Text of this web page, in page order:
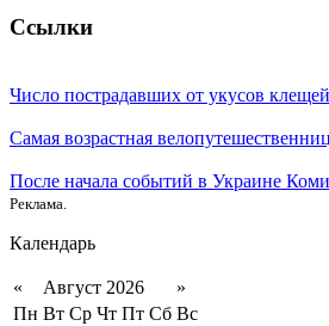
Ссылки
Число пострадавших от укусов
Самая возрастная
После начала событий в Украине
Реклама.
Календарь
« Август 2026
»
Пн Вт Ср Чт Пт Сб Вс